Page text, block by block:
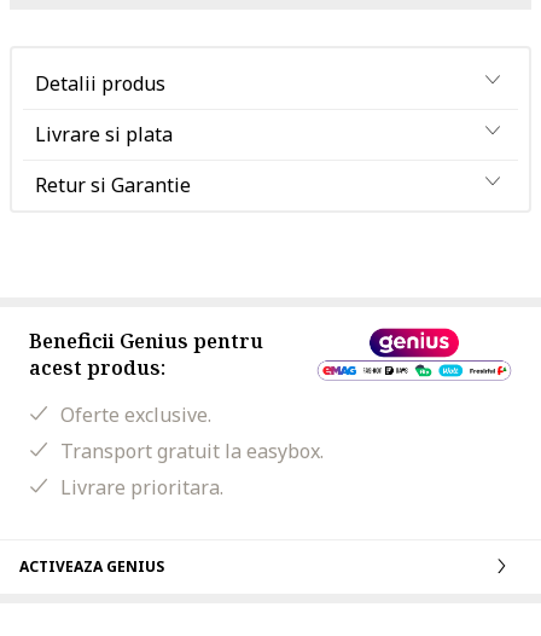
Detalii produs
Livrare si plata
Retur si Garantie
Beneficii Genius pentru
acest produs:
Oferte exclusive.
Transport gratuit la easybox.
Livrare prioritara.
ACTIVEAZA GENIUS